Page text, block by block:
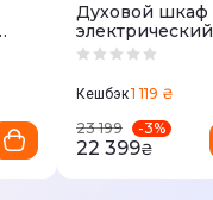
Духовой шкаф
электрический
GORENJE
Кешбэк1 119 ₴
23 199
-3%
22 399₴